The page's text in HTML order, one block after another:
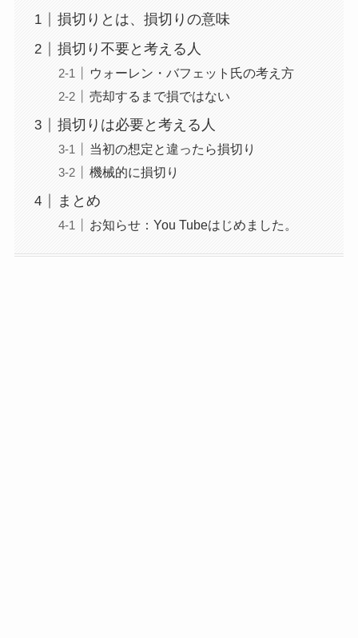
損切りとは、損切りの意味
損切り不要と考える人
ウォーレン・バフェット氏の考え方
売却するまで損ではない
損切りは必要と考える人
当初の想定と違ったら損切り
機械的に損切り
まとめ
お知らせ：You Tubeはじめました。